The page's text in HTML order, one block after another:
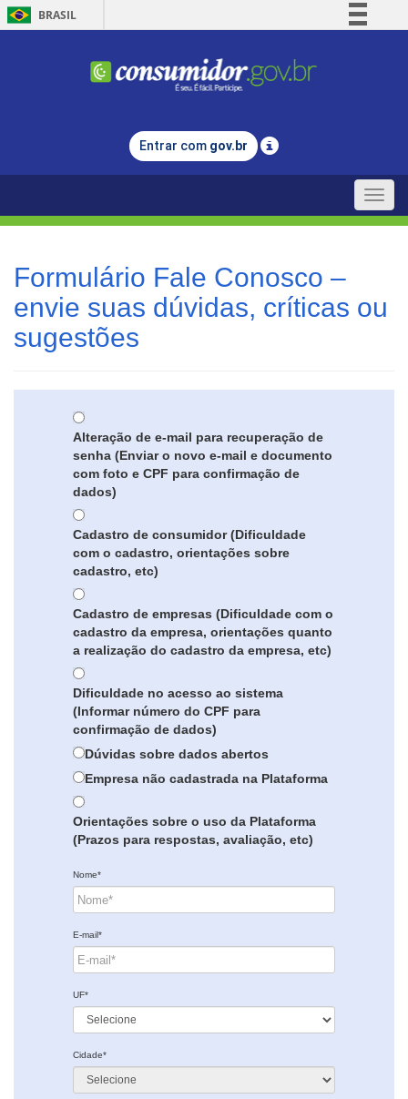
BRASIL
Comunica BR
Legislação
Entrar com gov.br
Toggle
Formulário Fale Conosco –
envie suas dúvidas, críticas ou
sugestões
Alteração de e-mail para recuperação de
senha (Enviar o novo e-mail e documento
com foto e CPF para confirmação de
dados)
Cadastro de consumidor (Dificuldade
com o cadastro, orientações sobre
cadastro, etc)
Cadastro de empresas (Dificuldade com o
cadastro da empresa, orientações quanto
a realização do cadastro da empresa, etc)
Dificuldade no acesso ao sistema
(Informar número do CPF para
confirmação de dados)
Dúvidas sobre dados abertos
Empresa não cadastrada na Plataforma
Orientações sobre o uso da Plataforma
(Prazos para respostas, avaliação, etc)
Nome*
E-mail*
UF*
Cidade*